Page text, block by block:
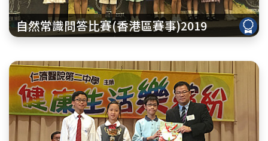
自然常識問答比賽(香港區賽事)2019